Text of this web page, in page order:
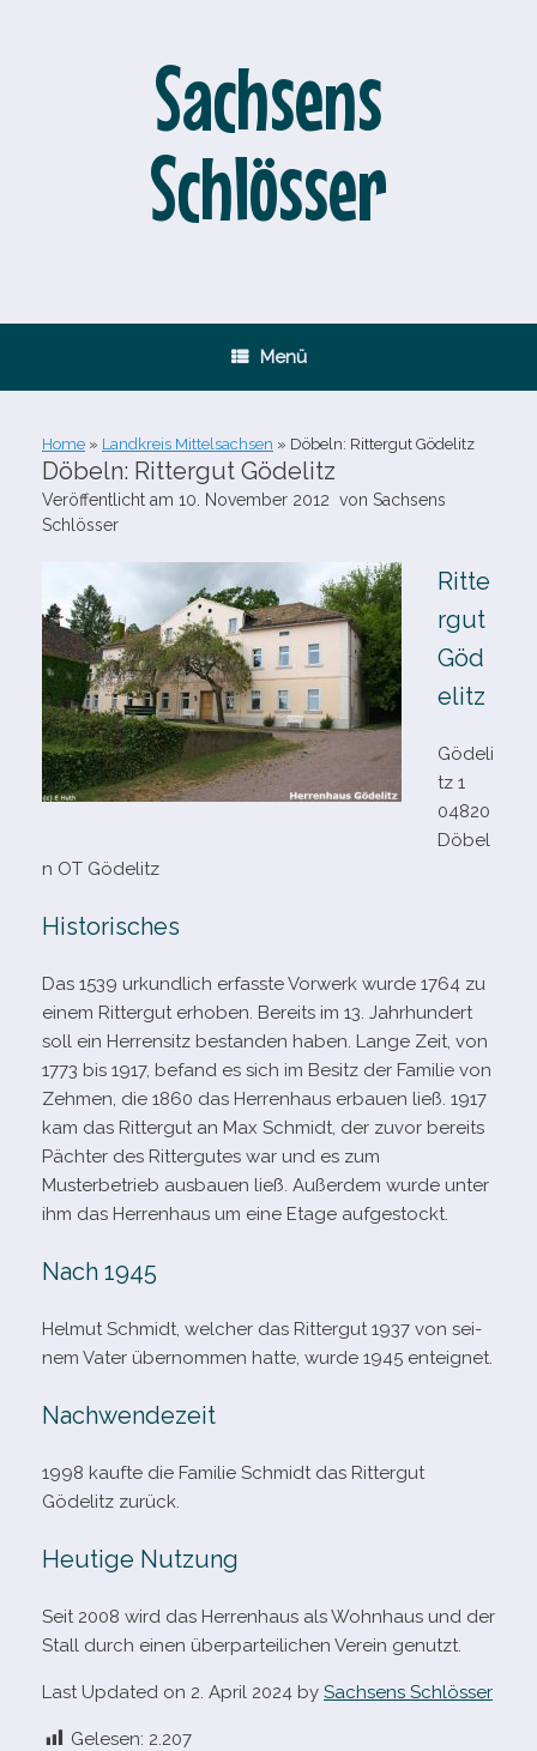
Sachsens
Schlösser
Menü
Home » Landkreis Mittelsachsen » Döbeln: Rittergut Gödelitz
Döbeln: Rittergut Gödelitz
Veröffentlicht am 10. November 2012 von Sachsens
Schlösser
Ritte
rgut
Göd
elitz
Gödeli
tz 1
04820
Döbel
n OT Gödelitz
Historisches
Das 1539 urkund­lich erfasste Vorwerk wurde 1764 zu
einem Rittergut erho­ben. Bereits im 13. Jahrhundert
soll ein Herrensitz bestan­den haben. Lange Zeit, von
1773 bis 1917, befand es sich im Besitz der Familie von
Zehmen, die 1860 das Herrenhaus erbauen ließ. 1917
kam das Rittergut an Max Schmidt, der zuvor bereits
Pächter des Rittergutes war und es zum
Musterbetrieb aus­bauen ließ. Außerdem wurde unter
ihm das Herrenhaus um eine Etage aufgestockt.
Nach 1945
Helmut Schmidt, wel­cher das Rittergut 1937 von sei­
nem Vater über­nom­men hatte, wurde 1945 enteignet.
Nachwendezeit
1998 kaufte die Familie Schmidt das Rittergut
Gödelitz zurück.
Heutige Nutzung
Seit 2008 wird das Herrenhaus als Wohnhaus und der
Stall durch einen über­par­tei­li­chen Verein genutzt.
Last Updated on 2. April 2024 by Sachsens Schlösser
Gelesen: 2.207